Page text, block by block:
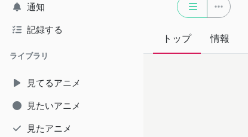
通知
記録する
ライブラリ
見てるアニメ
見たいアニメ
見たアニメ
トップ 情報